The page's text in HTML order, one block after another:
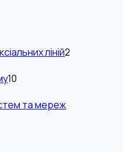
ліній2
10
та мереж